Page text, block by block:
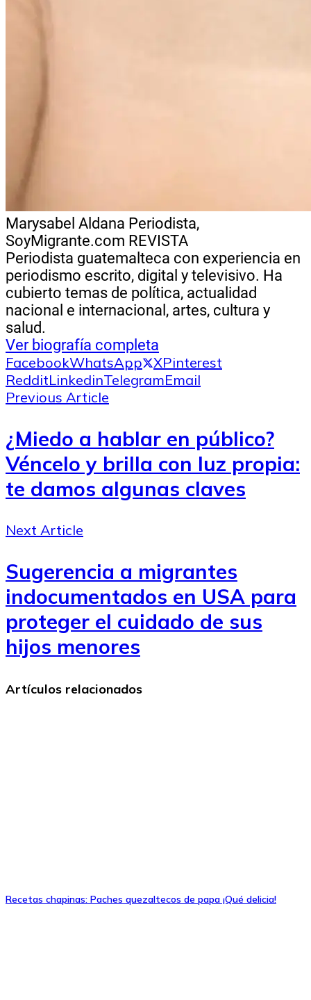
Marysabel Aldana Periodista,
SoyMigrante.com REVISTA
Periodista guatemalteca con experiencia en
periodismo escrito, digital y televisivo. Ha
cubierto temas de política, actualidad
nacional e internacional, artes, cultura y
salud.
Ver biografía completa
FacebookWhatsApp XPinterest
RedditLinkedinTelegramEmail
Previous Article
¿Miedo a hablar en público?
Véncelo y brilla con luz propia:
te damos algunas claves
Next Article
Sugerencia a migrantes
indocumentados en USA para
proteger el cuidado de sus
hijos menores
Artículos relacionados
Recetas chapinas: Paches quezaltecos de papa ¡Qué delicia!